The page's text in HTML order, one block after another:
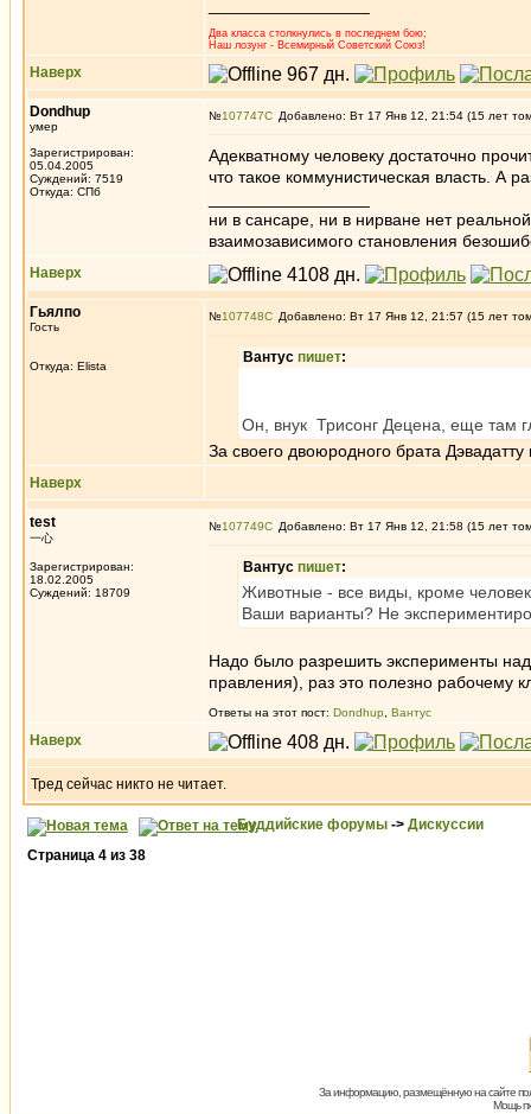
Два класса столкнулись в последнем бою;
Наш лозунг - Всемирный Советский Союз!
Наверх
Dondhup
умер
Зарегистрирован:
05.04.2005
Суждений: 7519
Откуда: СПб
№107747 Добавлено: Вт 17 Янв 12, 21:54 (15 лет
Адекватному человеку достаточно
что такое коммунистическая власть. А
ни в сансаре, ни в нирване нет
взаимозависимого становления
Наверх
Гьялпо
Гость
Откуда: Elista
№107748 Добавлено: Вт 17 Янв 12, 21:57 (15 лет
Вантус пишет:
Он, внук Трисонг Децена, еще там
За своего двоюродного брата
Наверх
test
一心
Зарегистрирован:
18.02.2005
Суждений: 18709
№107749 Добавлено: Вт 17 Янв 12, 21:58 (15 лет
Вантус пишет:
Животные - все виды, кроме
Ваши варианты? Не
Надо было разрешить эксперименты
правления), раз это полезно рабочему
Ответы на этот пост: Dondhup Вантус
Наверх
Тред сейчас никто не читает.
Буддийские форумы -> Дискуссии
Страница 4 из 38
За информацию, размещённую на сайте
Мощь